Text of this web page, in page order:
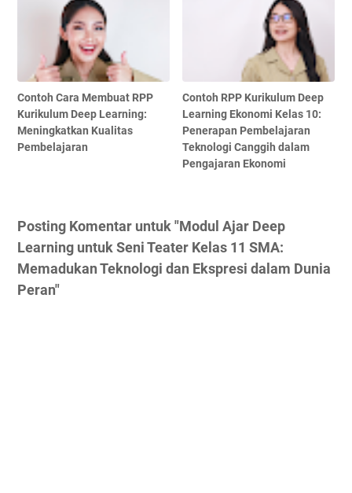
Contoh Cara Membuat RPP
Kurikulum Deep Learning:
Meningkatkan Kualitas
Pembelajaran
Contoh RPP Kurikulum Deep
Learning Ekonomi Kelas 10:
Penerapan Pembelajaran
Teknologi Canggih dalam
Pengajaran Ekonomi
Posting Komentar untuk "Modul Ajar Deep
Learning untuk Seni Teater Kelas 11 SMA:
Memadukan Teknologi dan Ekspresi dalam Dunia
Peran"